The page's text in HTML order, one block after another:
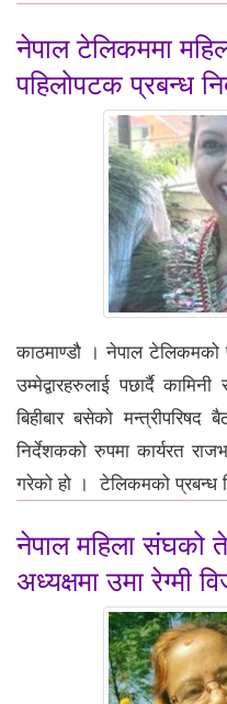
नेपाल टेलिकममा
पहिलोपटक प्रबन्ध
काठमाण्डौ । नेपाल टेलिकमको
उम्मेद्वारहरुलाई पछार्दै
बिहीबार बसेको
निर्देशकको रुपमा कार्यरत
गरेको हो । टेलिकमको प्रबन्ध
नेपाल महिला संघको
अध्यक्षमा उमा रेग्मी